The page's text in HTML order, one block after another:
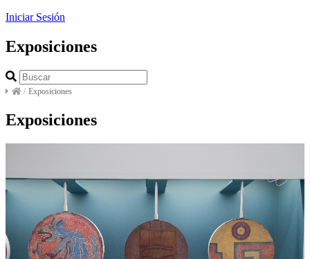
Iniciar Sesión
Exposiciones
/ Exposiciones
Exposiciones